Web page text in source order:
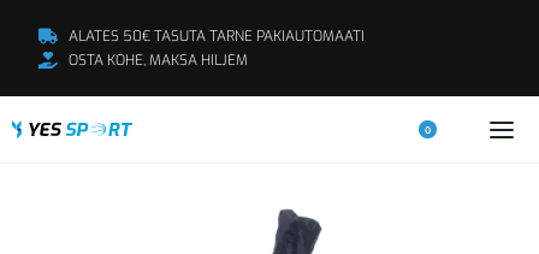
ALATES 50€ TASUTA TARNE PAKIAUTOMAATI
OSTA KOHE, MAKSA HILJEM
0